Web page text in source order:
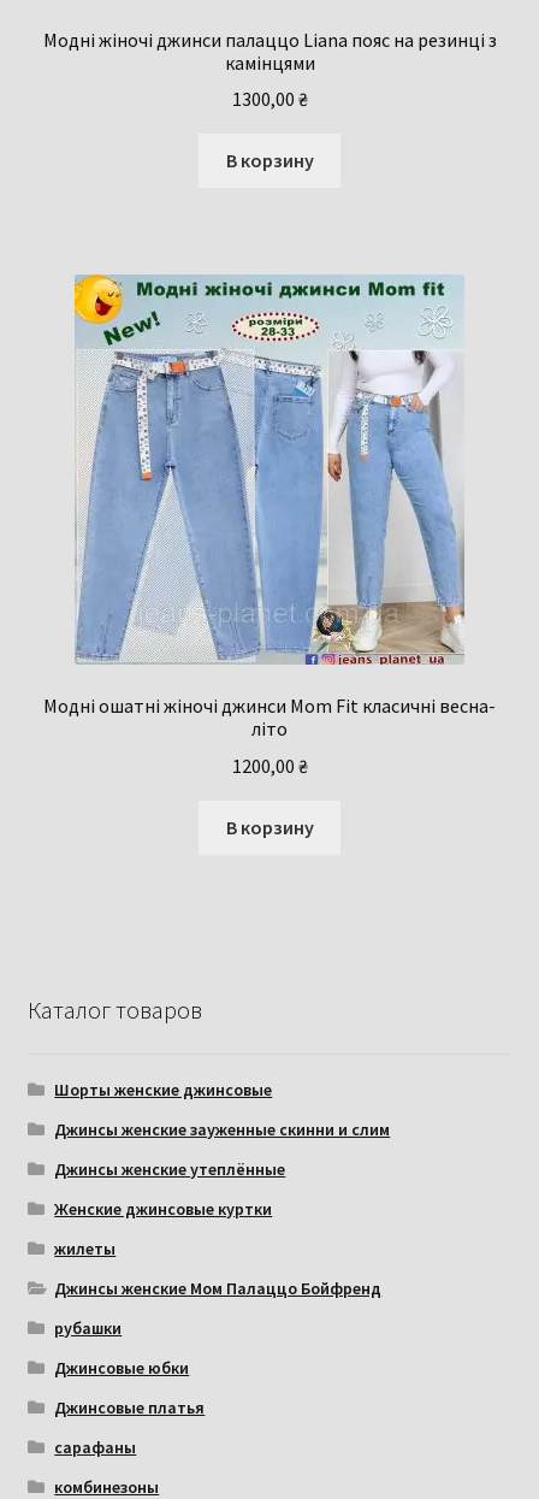
Модні жіночі джинси палаццо Liana пояс на резинці з
камінцями
1300,00 ₴
В корзину
Модні ошатні жіночі джинси Mom Fit класичні весна-
літо
1200,00 ₴
В корзину
Каталог товаров
Шорты женские джинсовые
Джинсы женские зауженные скинни и слим
Джинсы женские утеплённые
Женские джинсовые куртки
жилеты
Джинсы женские Мом Палаццо Бойфренд
рубашки
Джинсовые юбки
Джинсовые платья
сарафаны
комбинезоны